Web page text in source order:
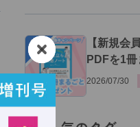
３
【新規会
PDFを1冊
2026/07/30